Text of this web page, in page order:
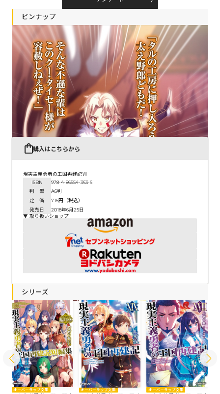
コミックエッセイ
閉じる
ピンナップ
購入はこちらから
現実主義勇者の王国再建記Ⅶ
ISBN
978-4-86554-363-6
判 型
A6判
定 価
715円（税込）
発売日
2018年6月25日
▼ 取り扱いショップ
シリーズ
オーバーラップ文庫 オーバーラップ文庫 オーバーラップ文庫